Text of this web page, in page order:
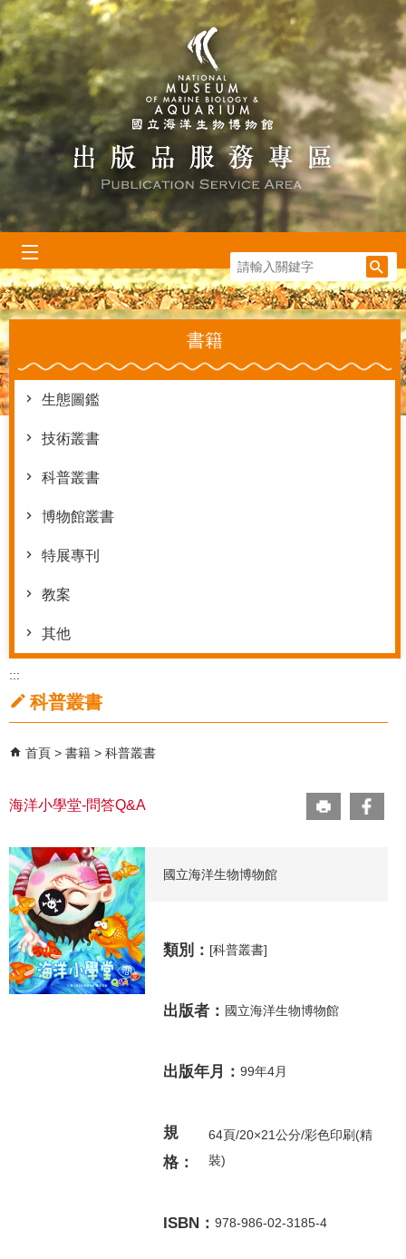
跳到主要內容區塊
:::
書籍
生態圖鑑
技術叢書
科普叢書
博物館叢書
特展專刊
教案
其他
:::
科普叢書
首頁 書籍 科普叢書
海洋小學堂-問答Q&A
國立海洋生物博物館
類別： [科普叢書]
出版者： 國立海洋生物博物館
出版年月： 99年4月
規
格：
64頁/20×21公分/彩色印刷(精
裝)
ISBN： 978-986-02-3185-4